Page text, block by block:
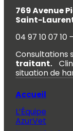
769 Avenue
Saint-
04 97 10 07
Consultations
traitant.
situation de
Accueil
L’Équipe
AzurVet